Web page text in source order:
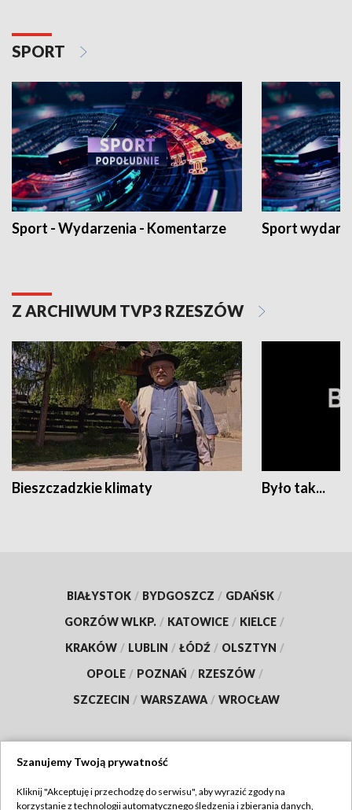
SPORT
Sport - Wydarzenia - Komentarze Sport
Z ARCHIWUM TVP3 RZESZÓW
Bieszczadzkie klimaty Było tak...
BIAŁYSTOK / BYDGOSZCZ / GDAŃSK /
GORZÓW WLKP. / KATOWICE / KIELCE /
KRAKÓW / LUBLIN / ŁÓDŹ / OLSZTYN /
OPOLE / POZNAŃ / RZESZÓW /
SZCZECIN / WARSZAWA / WROCŁAW
Szanujemy Twoją prywatność
Kliknij "Akceptuję i przechodzę do serwisu", aby wyrazić zgody na
korzystanie z technologii automatycznego śledzenia i zbierania danych,